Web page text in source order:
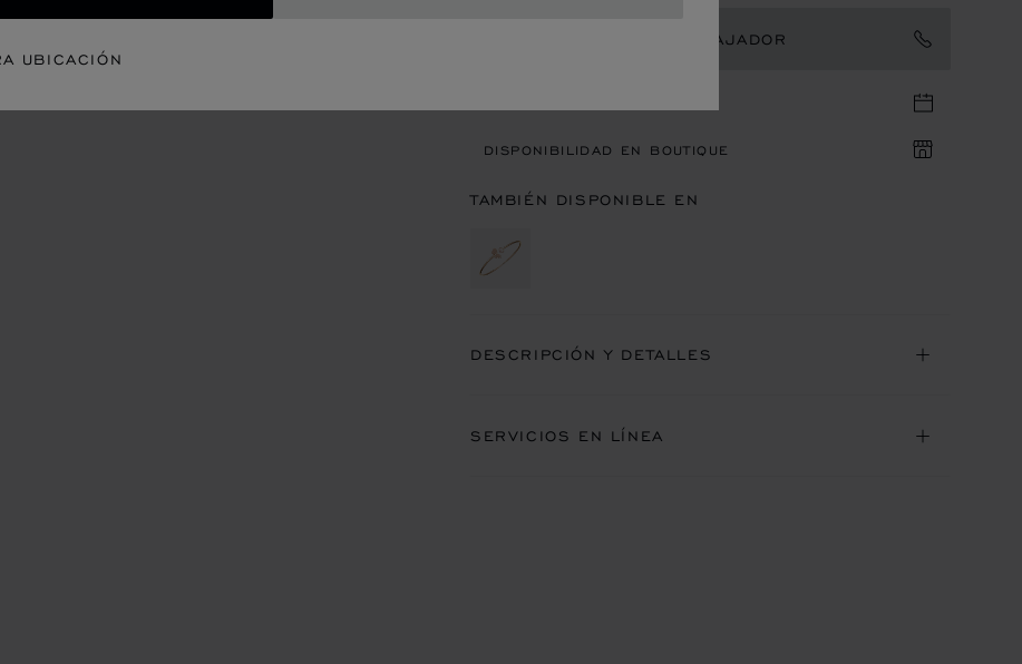
UBICACIÓN
CONTACTAR CON UN EMBAJADOR
DISPONIBILIDAD EN BOUTIQUE
TAMBIÉN DISPONIBLE EN
DESCRIPCIÓN Y DETALLES
SERVICIOS EN LÍNEA